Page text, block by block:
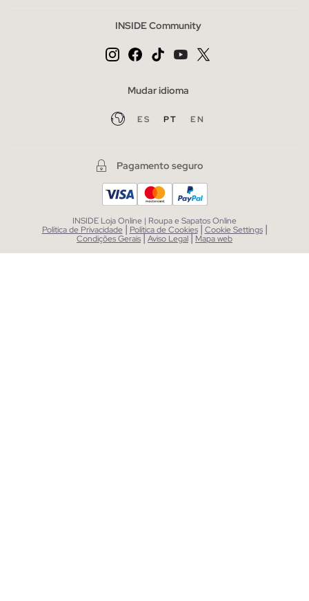
INSIDE Community
Mudar idioma
ES PT EN
Pagamento seguro
INSIDE Loja Online | Roupa e Sapatos Online
Política de Privacidade | Política de Cookies | Cookie Settings |
Condições Gerais|Aviso Legal| Mapa web